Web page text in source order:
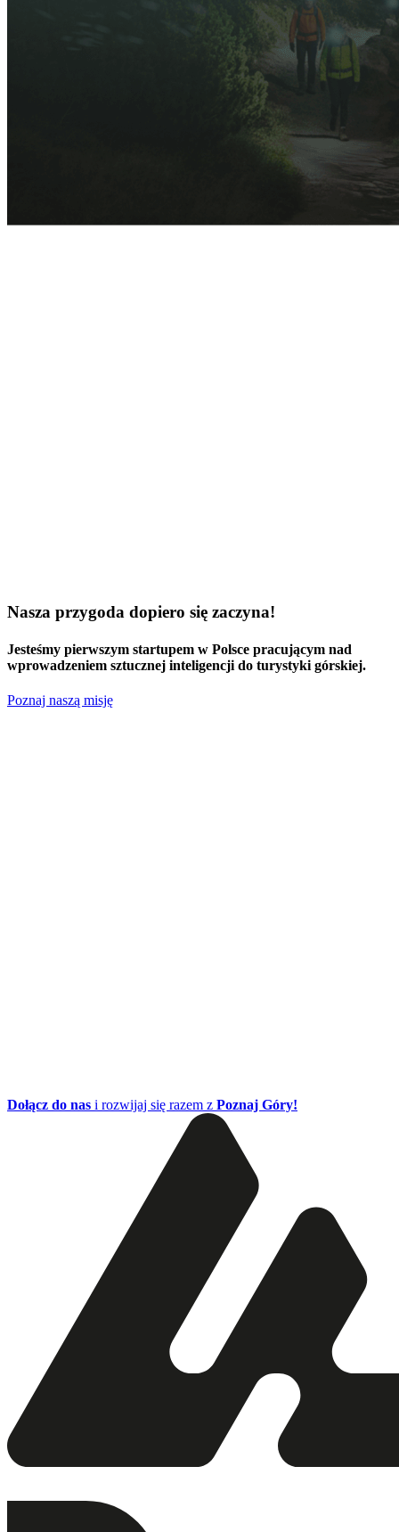
Nasza przygoda dopiero się zaczyna!
Jesteśmy pierwszym startupem w Polsce pracującym nad
wprowadzeniem sztucznej inteligencji do turystyki górskiej.
Poznaj naszą misję
Dołącz do nas i rozwijaj się razem z Poznaj Góry!